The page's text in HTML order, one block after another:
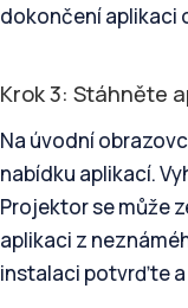
dokončení aplikaci
Krok 3: Stáhněte
Na úvodní
nabídku aplikací.
Projektor se může
aplikaci z
instalaci potvrďte